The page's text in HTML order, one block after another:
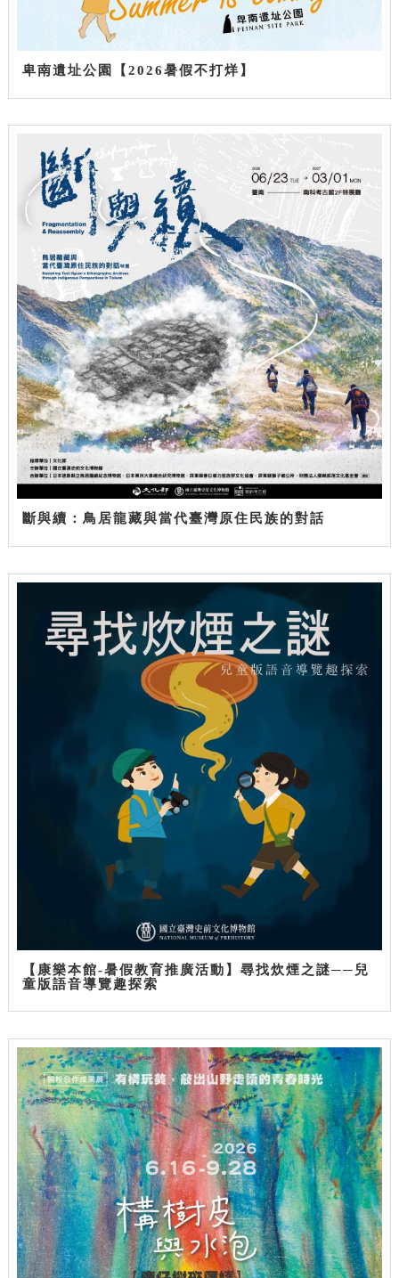
卑南遺址公園【2026暑假不打烊】
斷與續：鳥居龍藏與當代臺灣原住民族的對話
【康樂本館-暑假教育推廣活動】尋找炊煙之謎──兒
童版語音導覽趣探索